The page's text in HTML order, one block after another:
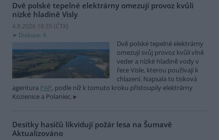
Dvě polské tepelné elektrárny omezují provoz kvůli
nízké hladině Visly
4.8.2026 18:35 (ČTK)
Diskuse: 6
Dvě polské tepelné elektrárny
omezují svůj provoz kvůli vlně
veder a nízké hladině vody v
řece Visle, kterou používají k
chlazení. Napsala to tisková
agentura PAP, podle níž k tomuto kroku přistoupily elektrárny
Kozienice a Polaniec.
Desítky hasičů likvidují požár lesa na Šumavě
Aktualizováno